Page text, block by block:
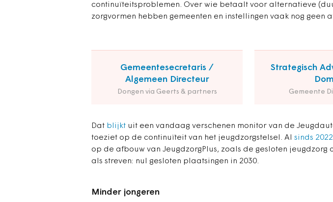
continuïteitsproblemen. Over wie betaalt voor alternatieve
zorgvormen hebben gemeenten en instellingen vaak nog geen
Gemeentesecretaris /
Algemeen Directeur
Dongen via Geerts & partners
Strategisch
Gemeente
Dat blijkt uit een vandaag verschenen monitor van de
toeziet op de continuïteit van het jeugdzorgstelsel. Al sinds 2022
op de afbouw van JeugdzorgPlus, zoals de gesloten jeugdzorg
als streven: nul gesloten plaatsingen in 2030.
Minder jongeren